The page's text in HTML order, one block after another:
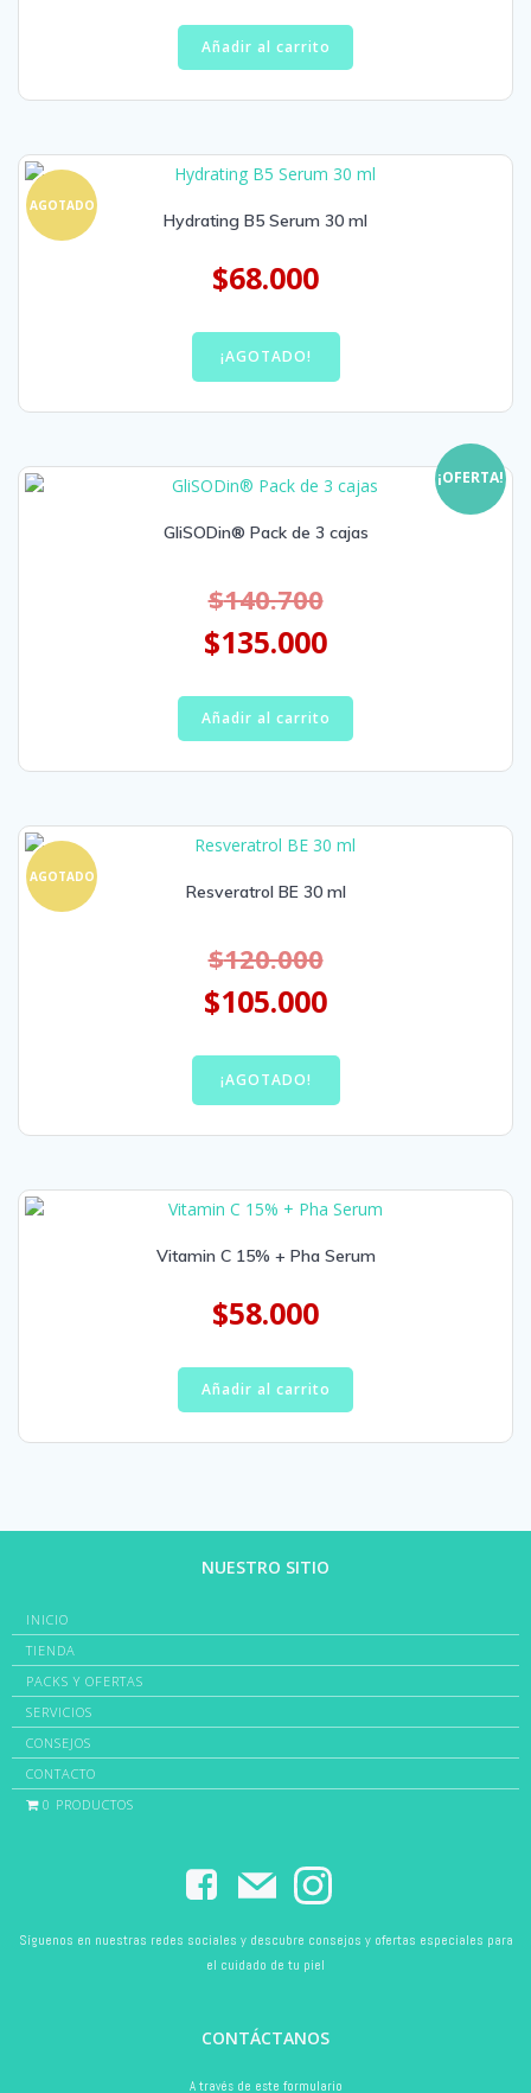
Añadir al carrito
AGOTADO
Hydrating B5 Serum 30 ml
$68.000
¡AGOTADO!
¡OFERTA!
GliSODin® Pack de 3 cajas
$140.700
$135.000
Añadir al carrito
AGOTADO
Resveratrol BE 30 ml
$120.000
$105.000
¡AGOTADO!
Vitamin C 15% + Pha Serum
$58.000
Añadir al carrito
NUESTRO SITIO
INICIO
TIENDA
PACKS Y OFERTAS
SERVICIOS
CONSEJOS
CONTACTO
0 PRODUCTOS
Síguenos en nuestras redes sociales y descubre consejos y ofertas especiales para
el cuidado de tu piel
CONTÁCTANOS
A través de este formulario